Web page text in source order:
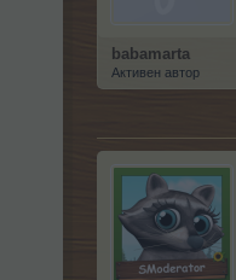
babamarta
Активен автор